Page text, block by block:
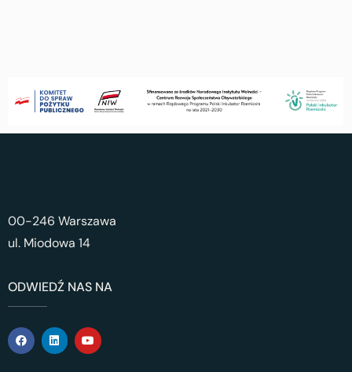
00-246 Warszawa
ul. Miodowa 14
ODWIEDŹ NAS NA